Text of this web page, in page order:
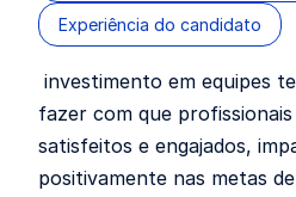
Experiência do candidato
investimento em equipes
fazer com que
satisfeitos e engajados,
positivamente nas metas